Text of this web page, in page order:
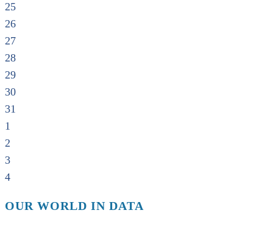
25
26
27
28
29
30
31
1
2
3
4
OUR WORLD IN DATA